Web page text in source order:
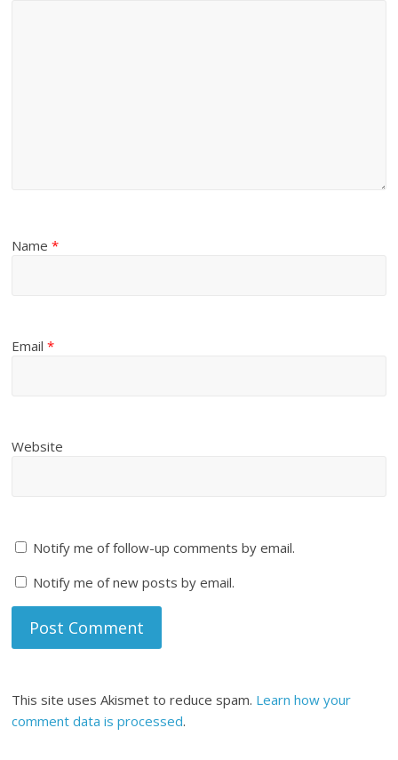
Name*
Email*
Website
Notify me of follow-up comments by email.
Notify me of new posts by email.
This site uses Akismet to reduce spam. Learn how your
comment data is processed.